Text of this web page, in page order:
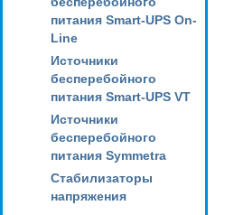
питания Smart-UPS On-
Line
Источники
бесперебойного
питания Smart-UPS VT
Источники
бесперебойного
питания Symmetra
Стабилизаторы
напряжения